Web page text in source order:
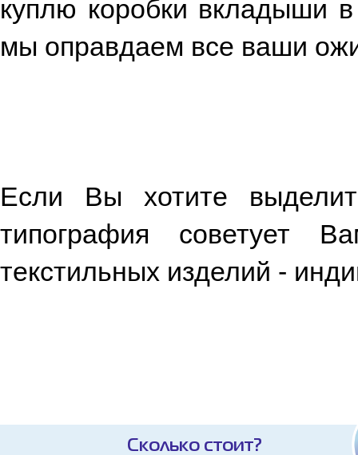
куплю коробки вкладыши
мы оправдаем все ваши
Если Вы хотите
типография советует
текстильных изделий -
Сколько стоит?